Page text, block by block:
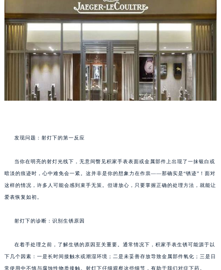
发现问题：射灯下的第一反应
当你在明亮的射灯光线下，无意间瞥见积家手表表面或金属部件上出现了一抹银白或
暗淡的痕迹时，心中难免会一紧。这并非是你的想象力在作祟——那确实是“锈迹”！面对
这样的情况，许多人可能会感到束手无策。但请放心，只要掌握正确的处理方法，就能让
爱表恢复如初。
射灯下的诊断：识别生锈原因
在着手处理之前，了解生锈的原因至关重要。通常情况下，积家手表生锈可能源于以
下几个因素：一是长时间接触水或潮湿环境；二是未妥善存放导致金属部件氧化；三是日
常使用中不慎与腐蚀性物质接触。射灯下仔细观察这些细节，有助于我们对症下药。